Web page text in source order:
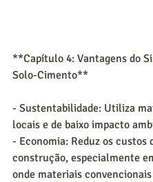
**Capítulo 4: Vantagens do
Solo-Cimento**
- Sustentabilidade: Utiliza
locais e de baixo impacto
- Economia: Reduz os custos
construção, especialmente
onde materiais